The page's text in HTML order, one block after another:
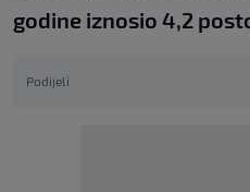
godine iznosio 4,2
Podijeli